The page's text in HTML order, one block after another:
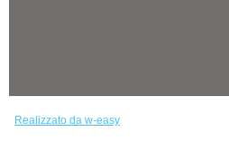
Realizzato da w-easy